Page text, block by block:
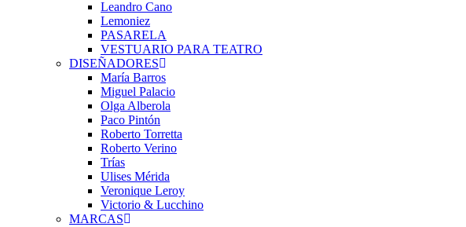
Leandro Cano
Lemoniez
PASARELA
VESTUARIO PARA TEATRO
DISEÑADORES
María Barros
Miguel Palacio
Olga Alberola
Paco Pintón
Roberto Torretta
Roberto Verino
Trías
Ulises Mérida
Veronique Leroy
Victorio & Lucchino
MARCAS